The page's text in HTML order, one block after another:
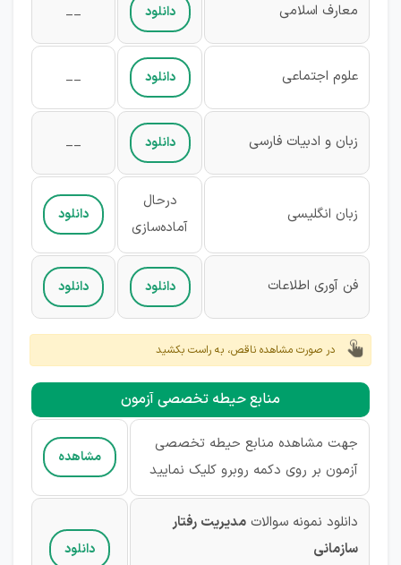
معارف اسلامی دانلود __
علوم اجتماعی دانلود __
زبان و ادبيات فارسی دانلود __
زبان انگليسی
درحال
آماده‌سازی
دانلود
فن آوری اطلاعات دانلود دانلود
در صورت مشاهده ناقص، به راست بکشید
منابع حیطه تخصصی آزمون
جهت مشاهده منابع حیطه تخصصی
آزمون بر روی دکمه روبرو کلیک نمایید
مشاهده
دانلود نمونه سوالات مدیریت رفتار
سازمانی
دانلود